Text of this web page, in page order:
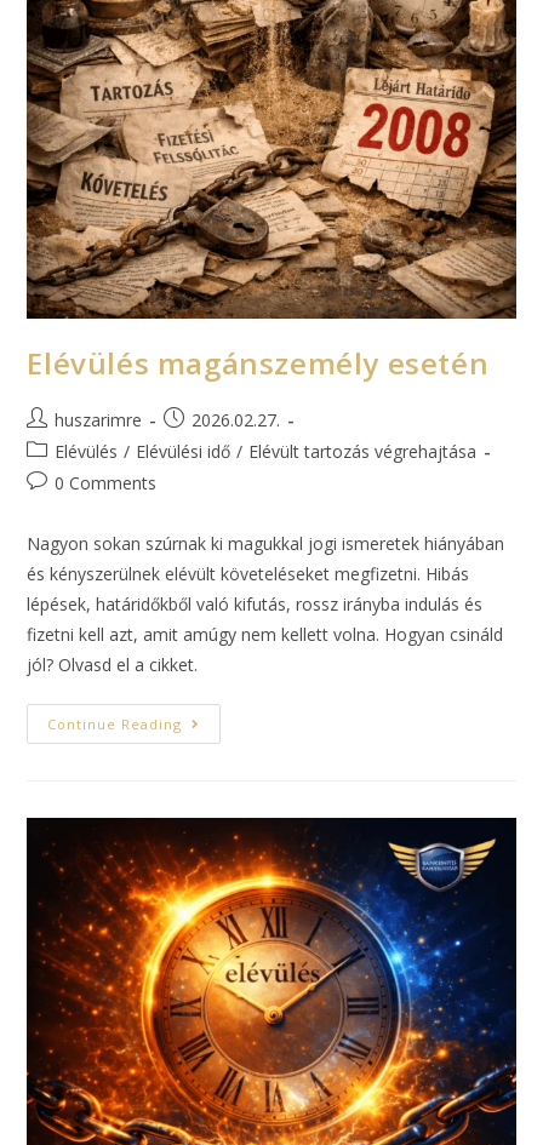
Elévülés magánszemély esetén
huszarimre
2026.02.27.
Elévülés / Elévülési idő / Elévült tartozás végrehajtása
0 Comments
Nagyon sokan szúrnak ki magukkal jogi ismeretek hiányában
és kényszerülnek elévült követeléseket megfizetni. Hibás
lépések, határidőkből való kifutás, rossz irányba indulás és
fizetni kell azt, amit amúgy nem kellett volna. Hogyan csináld
jól? Olvasd el a cikket.
Continue Reading